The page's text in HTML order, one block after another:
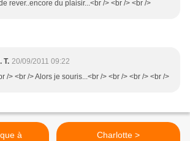
rever..encore du plaisir...<br /> <br /> <br />
T. 20/09/2011 09:22
/> <br /> Alors je souris...<br /> <br /> <br /> <br />
Charlotte >